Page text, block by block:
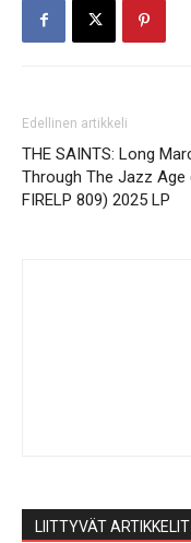
Edellinen artikkeli
THE SAINTS: Long
Through The Jazz Age
FIRELP 809) 2025 LP
LIITTYVÄT ARTIKKELIT